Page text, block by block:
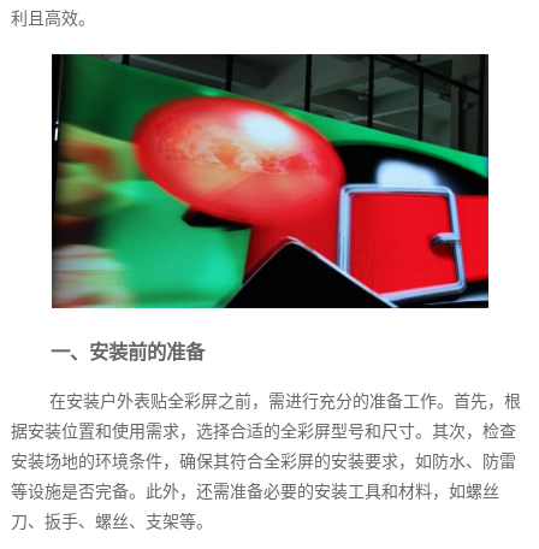
利且高效。
一、安装前的准备
在安装户外表贴全彩屏之前，需进行充分的准备工作。首先，根
据安装位置和使用需求，选择合适的全彩屏型号和尺寸。其次，检查
安装场地的环境条件，确保其符合全彩屏的安装要求，如防水、防雷
等设施是否完备。此外，还需准备必要的安装工具和材料，如螺丝
刀、扳手、螺丝、支架等。